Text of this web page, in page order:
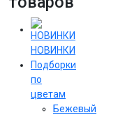
НОВИНКИ
Подборки
по
цветам
Бежевый